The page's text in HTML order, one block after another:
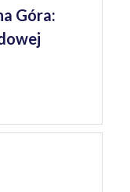
Góra: